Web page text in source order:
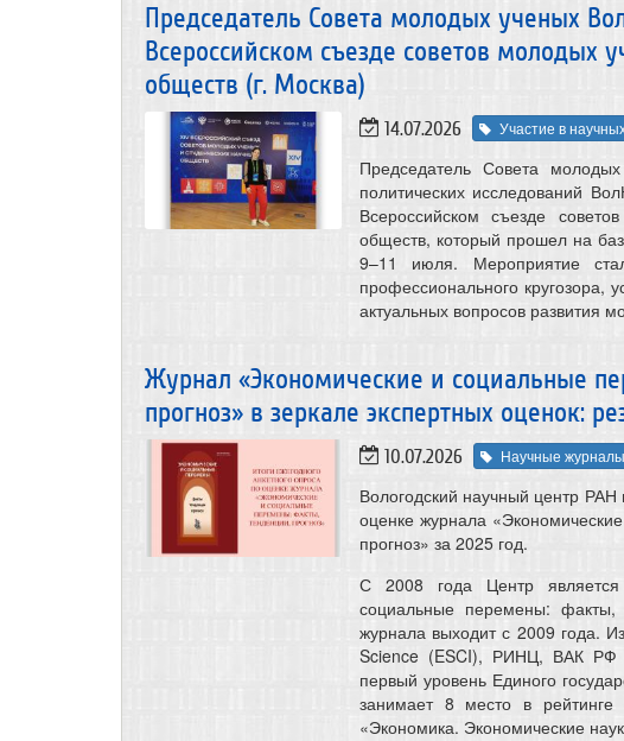
Председатель Совета молодых ученых
Всероссийском съезде советов молодых
обществ (г. Москва)
14.07.2026 Участие в
Председатель Совета
политических исследований
Всероссийском съезде
обществ, который прошел на
9–11 июля. Мероприятие
профессионального кругозора,
актуальных вопросов развития
Журнал «Экономические и социальные
прогноз» в зеркале экспертных оценок:
10.07.2026 Научные журналы
Вологодский научный центр РАН
оценке журнала
прогноз» за 2025 год.
С 2008 года Центр является
социальные перемены: факты,
журнала выходит с 2009 года.
Science (ESCI), РИНЦ, ВАК РФ
первый уровень Единого
занимает 8 место в
«Экономика. Экономические